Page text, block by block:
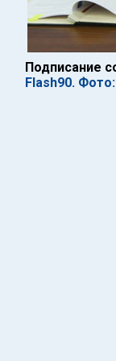
Подписание
Flash90.